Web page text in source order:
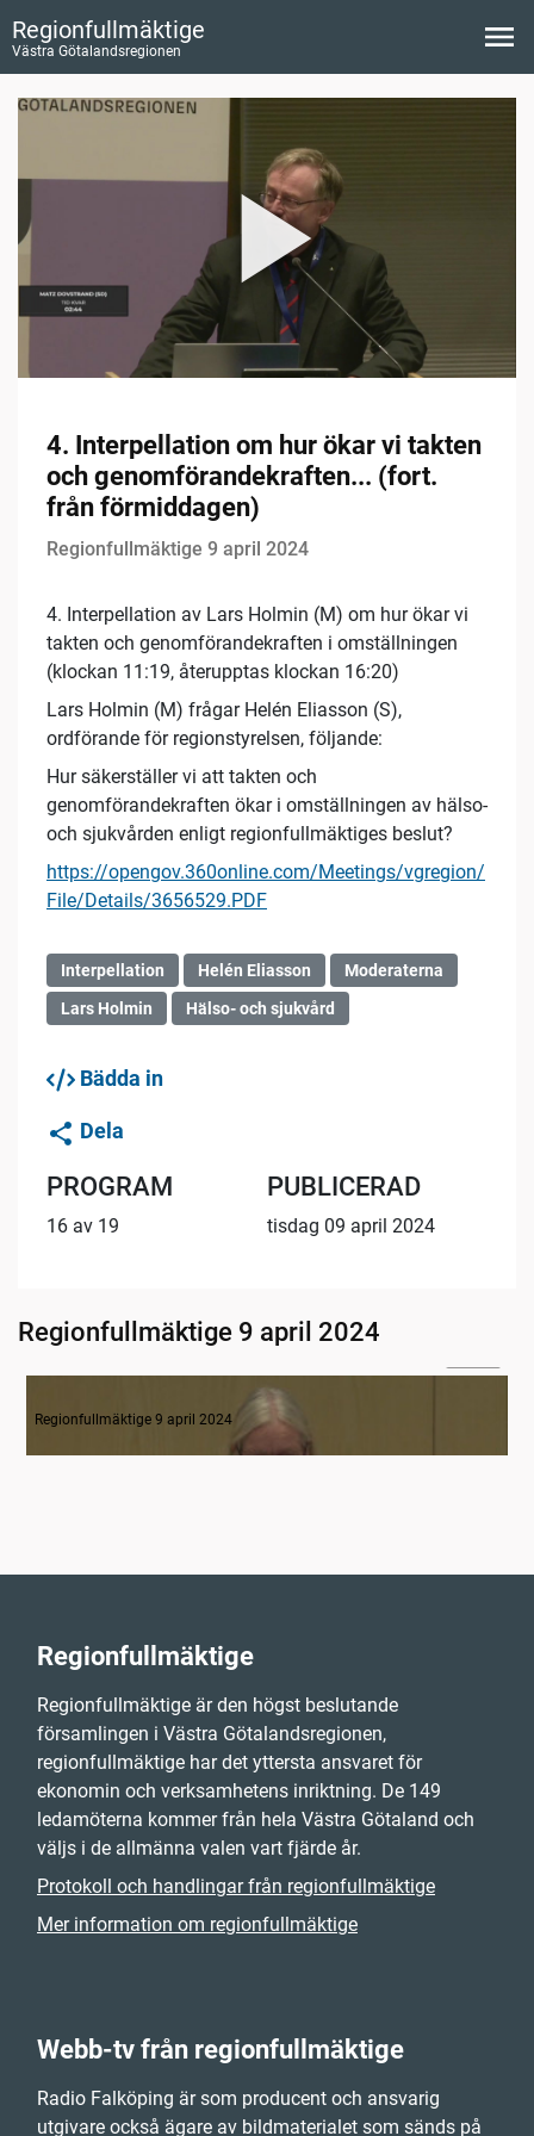
Regionfullmäktige
Västra Götalandsregionen
4. Interpellation om hur ökar vi takten
och genomförandekraften... (fort.
från förmiddagen)
Regionfullmäktige 9 april 2024
4. Interpellation av Lars Holmin (M) om hur ökar vi
takten och genomförandekraften i omställningen
(klockan 11:19, återupptas klockan 16:20)
Lars Holmin (M) frågar Helén Eliasson (S),
ordförande för regionstyrelsen, följande:
Hur säkerställer vi att takten och
genomförandekraften ökar i omställningen av hälso-
och sjukvården enligt regionfullmäktiges beslut?
https://opengov.360online.com/Meetings/vgregion/
File/Details/3656529.PDF
Interpellation Helén Eliasson
Moderaterna
Lars Holmin
Hälso- och sjukvård
Bädda in
Dela
PROGRAM
16 av 19
PUBLICERAD
tisdag 09 april 2024
Regionfullmäktige 9 april 2024
Regionfullmäktige 9 april 2024
Regionfullmäktige
Regionfullmäktige är den högst beslutande
församlingen i Västra Götalandsregionen,
regionfullmäktige har det yttersta ansvaret för
ekonomin och verksamhetens inriktning. De 149
ledamöterna kommer från hela Västra Götaland och
väljs i de allmänna valen vart fjärde år.
Protokoll och handlingar från regionfullmäktige
Mer information om regionfullmäktige
Webb-tv från regionfullmäktige
Radio Falköping är som producent och ansvarig
utgivare också ägare av bildmaterialet som sänds på